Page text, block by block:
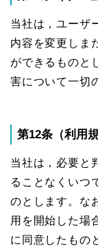
当社は，ユーザ
内容を変更しま
ができるものと
害について一切
第12条（利用
当社は，必要と
ることなくいつ
のとします。な
用を開始した場
に同意したもの